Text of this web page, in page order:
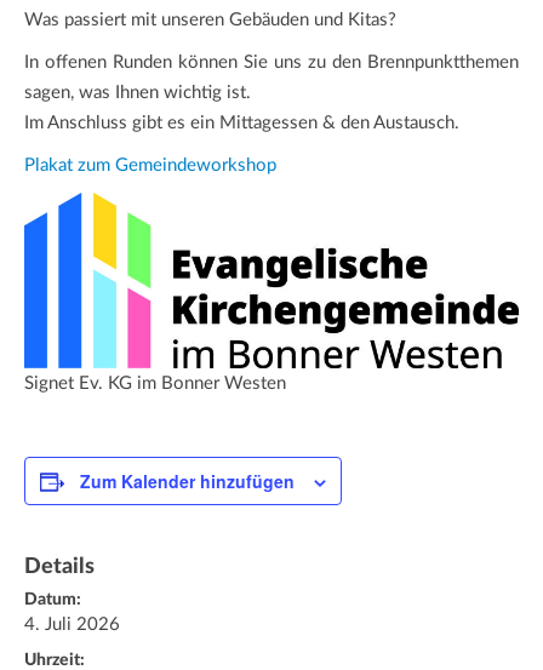
Was passiert mit unseren Gebäuden und Kitas?
In offenen Runden können Sie uns zu den Brennpunktthemen
sagen, was Ihnen wichtig ist.
Im Anschluss gibt es ein Mittagessen & den Austausch.
Plakat zum Gemeindeworkshop
Signet Ev. KG im Bonner Westen
Zum Kalender hinzufügen
Details
Datum:
4. Juli 2026
Uhrzeit: